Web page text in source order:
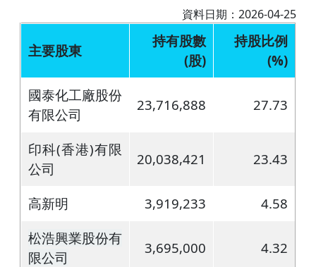
資料日期：2026-04-25
主要股東
持有股數
(股)
持股比例
(%)
國泰化工廠股份
有限公司
23,716,888 27.73
印科(香港)有限
公司
20,038,421 23.43
高新明 3,919,233
4.58
松浩興業股份有
限公司
3,695,000 4.32